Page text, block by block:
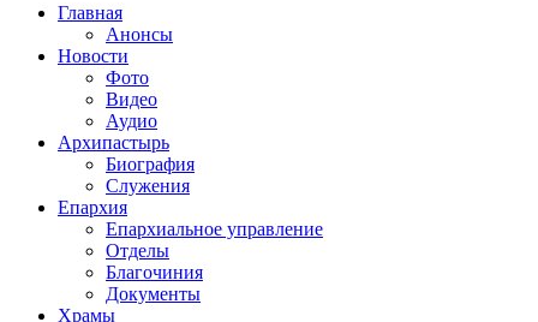
Главная
Анонсы
Новости
Фото
Видео
Аудио
Архипастырь
Биография
Служения
Епархия
Епархиальное управление
Отделы
Благочиния
Документы
Храмы